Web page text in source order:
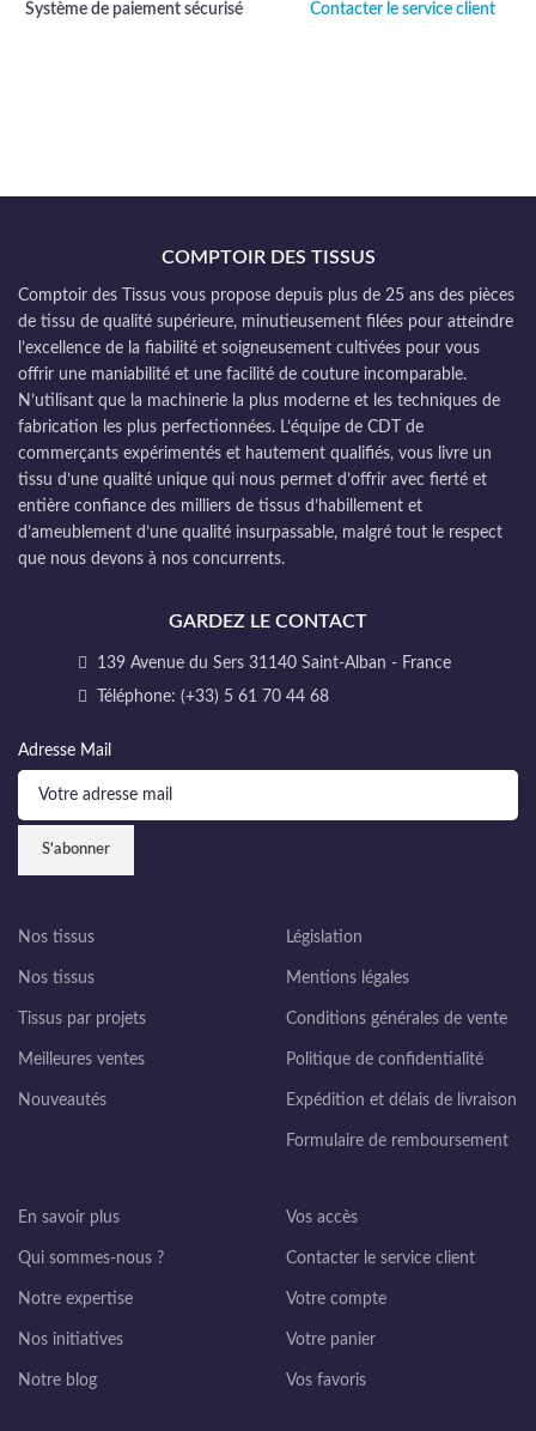
Système de paiement sécurisé Contacter le service client
COMPTOIR DES TISSUS
Comptoir des Tissus vous propose depuis plus de 25 ans des pièces
de tissu de qualité supérieure, minutieusement filées pour atteindre
l’excellence de la fiabilité et soigneusement cultivées pour vous
offrir une maniabilité et une facilité de couture incomparable.
N’utilisant que la machinerie la plus moderne et les techniques de
fabrication les plus perfectionnées. L’équipe de CDT de
commerçants expérimentés et hautement qualifiés, vous livre un
tissu d’une qualité unique qui nous permet d’offrir avec fierté et
entière confiance des milliers de tissus d’habillement et
d’ameublement d’une qualité insurpassable, malgré tout le respect
que nous devons à nos concurrents.
GARDEZ LE CONTACT
139 Avenue du Sers 31140 Saint-Alban - France
Téléphone: (+33) 5 61 70 44 68
Adresse Mail
Nos tissus
Nos tissus
Tissus par projets
Meilleures ventes
Nouveautés
Législation
Mentions légales
Conditions générales de vente
Politique de confidentialité
Expédition et délais de livraison
Formulaire de remboursement
En savoir plus
Qui sommes-nous ?
Notre expertise
Nos initiatives
Notre blog
Vos accès
Contacter le service client
Votre compte
Votre panier
Vos favoris